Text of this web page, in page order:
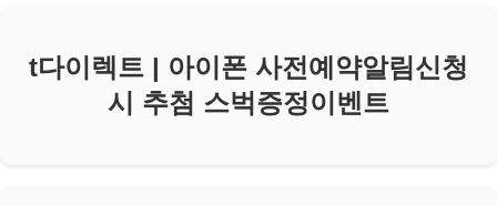
t다이렉트 | 아이폰 사전예약알림신청
시 추첨 스벅증정이벤트